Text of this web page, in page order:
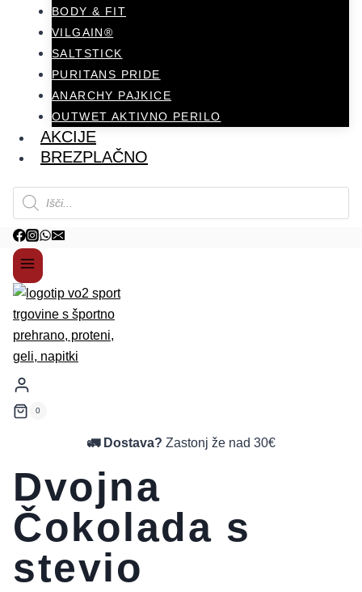
BODY & FIT
VILGAIN®
SALTSTICK
PURITANS PRIDE
ANARCHY PAJKICE
OUTWET AKTIVNO PERILO
AKCIJE
BREZPLAČNO
0
🚛 Dostava? Zastonj že nad 30€
Dvojna
Čokolada s
stevio